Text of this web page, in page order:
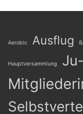
Aerobic Ausflug
Hauptversammlung